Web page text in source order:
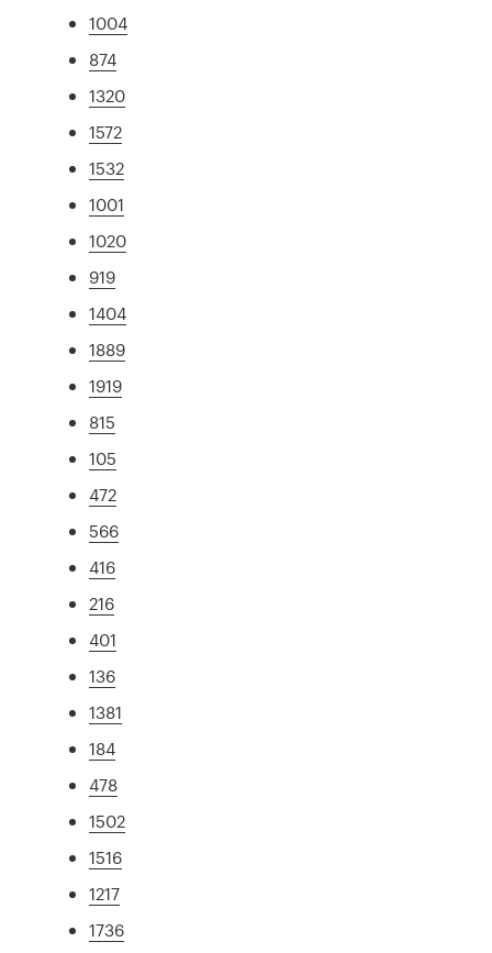
1004
874
1320
1572
1532
1001
1020
919
1404
1889
1919
815
105
472
566
416
216
401
136
1381
184
478
1502
1516
1217
1736